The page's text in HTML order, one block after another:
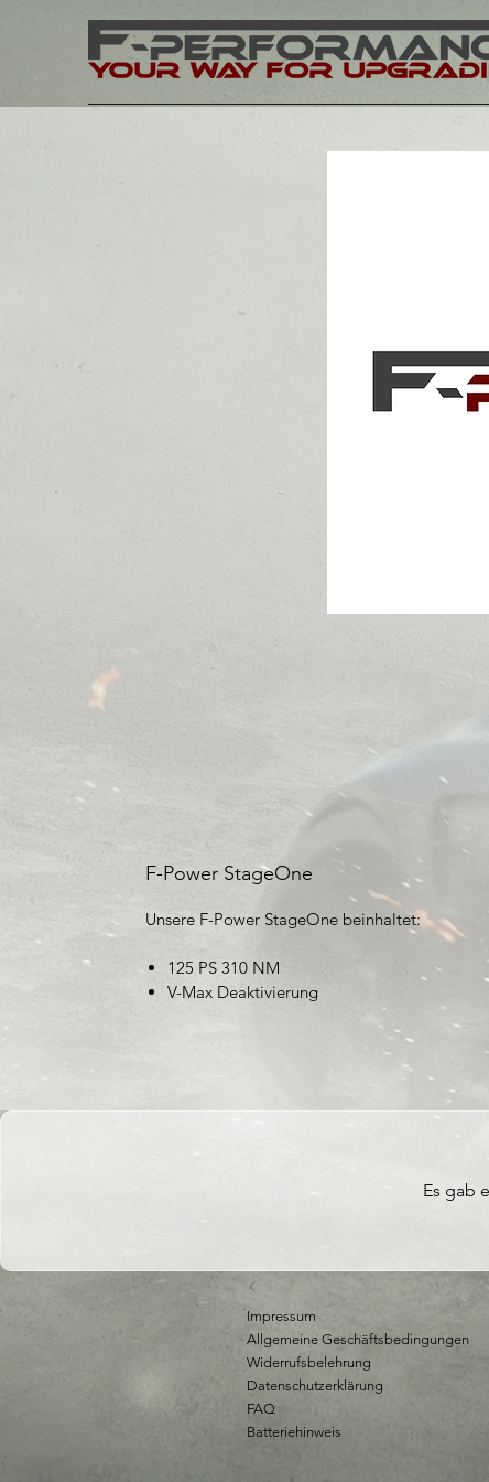
F-Power StageOne
Unsere F-Power StageOne beinhaltet:
125 PS 310 NM
V-Max Deaktivierung
Es gab
Impressum
Allgemeine Geschäftsbedingungen
Widerrufsbelehrung
Datenschutzerklärung
FAQ
Batteriehinweis